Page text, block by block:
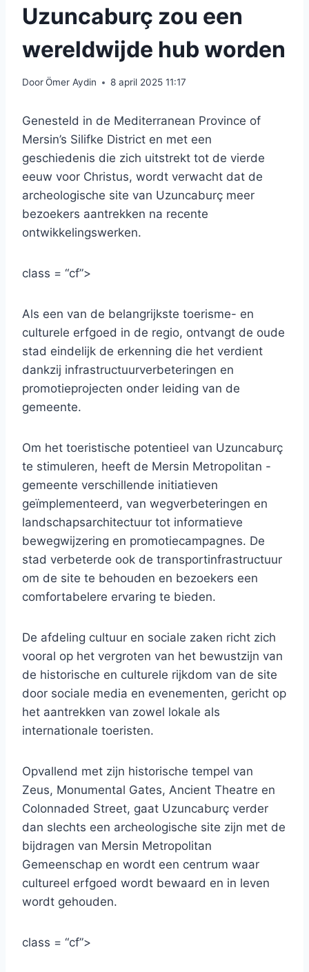
Uzuncaburç zou een
wereldwijde hub worden
DoorÖmer Aydin 8 april 2025 11:17
Genesteld in de Mediterranean Province of
Mersin’s Silifke District en met een
geschiedenis die zich uitstrekt tot de vierde
eeuw voor Christus, wordt verwacht dat de
archeologische site van Uzuncaburç meer
bezoekers aantrekken na recente
ontwikkelingswerken.
class = “cf”>
Als een van de belangrijkste toerisme- en
culturele erfgoed in de regio, ontvangt de oude
stad eindelijk de erkenning die het verdient
dankzij infrastructuurverbeteringen en
promotieprojecten onder leiding van de
gemeente.
Om het toeristische potentieel van Uzuncaburç
te stimuleren, heeft de Mersin Metropolitan -
gemeente verschillende initiatieven
geïmplementeerd, van wegverbeteringen en
landschapsarchitectuur tot informatieve
bewegwijzering en promotiecampagnes. De
stad verbeterde ook de transportinfrastructuur
om de site te behouden en bezoekers een
comfortabelere ervaring te bieden.
De afdeling cultuur en sociale zaken richt zich
vooral op het vergroten van het bewustzijn van
de historische en culturele rijkdom van de site
door sociale media en evenementen, gericht op
het aantrekken van zowel lokale als
internationale toeristen.
Opvallend met zijn historische tempel van
Zeus, Monumental Gates, Ancient Theatre en
Colonnaded Street, gaat Uzuncaburç verder
dan slechts een archeologische site zijn met de
bijdragen van Mersin Metropolitan
Gemeenschap en wordt een centrum waar
cultureel erfgoed wordt bewaard en in leven
wordt gehouden.
class = “cf”>